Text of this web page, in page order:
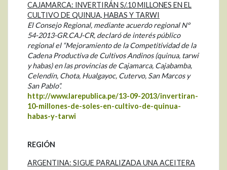
CAJAMARCA: INVERTIRÁN S/.10 MILLONES EN EL
CULTIVO DE QUINUA, HABAS Y TARWI
El Consejo Regional, mediante acuerdo regional Nº
54-2013-GR.CAJ-CR, declaró de interés público
regional el “Mejoramiento de la Competitividad de la
Cadena Productiva de Cultivos Andinos (quinua, tarwi
y habas) en las provincias de Cajamarca, Cajabamba,
Celendín, Chota, Hualgayoc, Cutervo, San Marcos y
San Pablo”.
http://www.larepublica.pe/13-09-2013/invertiran-
10-millones-de-soles-en-cultivo-de-quinua-
habas-y-tarwi
REGIÓN
ARGENTINA: SIGUE PARALIZADA UNA ACEITERA